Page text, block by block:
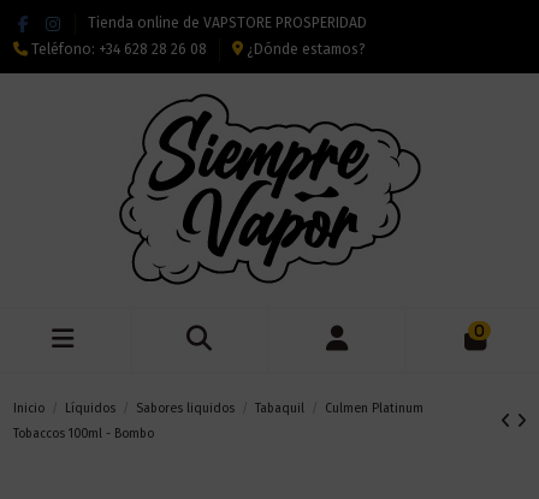
Tienda online de VAPSTORE PROSPERIDAD
Teléfono: +34 628 28 26 08 ¿Dónde estamos?
0
Inicio Líquidos Sabores liquidos Tabaquil
Culmen Platinum
Tobaccos 100ml - Bombo